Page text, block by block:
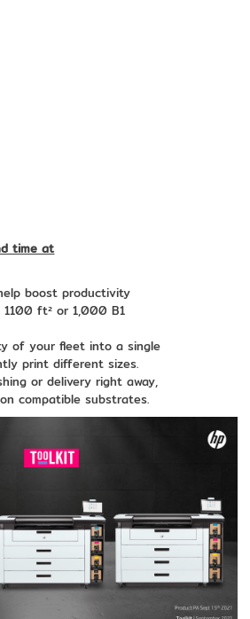
time at
boost productivity
ft² or 1,000 B1
of your fleet into a single
print different sizes.
or delivery right away,
compatible substrates.